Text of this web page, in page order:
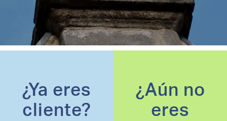
¿Ya eres
cliente?
¿Aún no
eres